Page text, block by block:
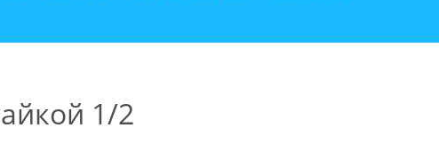
1/2